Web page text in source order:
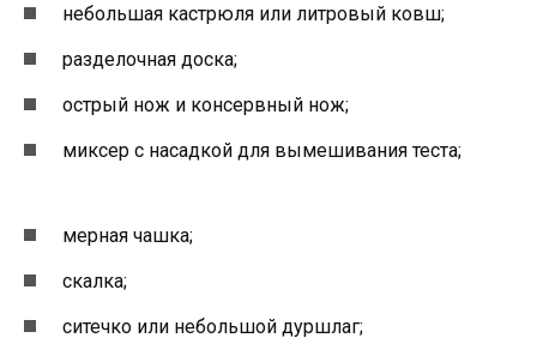
небольшая кастрюля или литровый ковш;
разделочная доска;
острый нож и консервный нож;
миксер с насадкой для вымешивания теста;
мерная чашка;
скалка;
ситечко или небольшой дуршлаг;